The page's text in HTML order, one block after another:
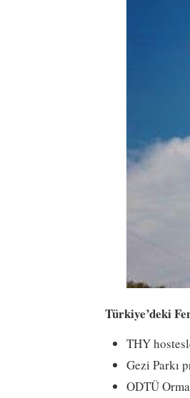
Türkiye’deki
THY
Gezi Parkı
ODTÜ